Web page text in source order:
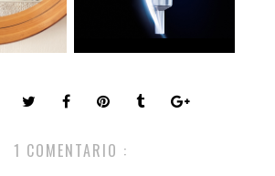
1 COMENTARIO :